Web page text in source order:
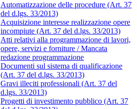
Automatizzazione delle procedure (Art. 37
del d.lgs. 33/2013)
Acquisizione interesse realizzazione opere
incompiute (Art. 37 del d.lgs. 33/2013)
Atti relativi alla programmazione di lavori,
opere, servizi e forniture / Mancata
redazione programmazione
Documenti sul sistema di qualificazione
(Art. 37 del d.lgs. 33/2013)
Gravi illeciti professionali (Art. 37 del
d.lgs. 33/2013)
Progetti di investimento pubblico (Art. 37